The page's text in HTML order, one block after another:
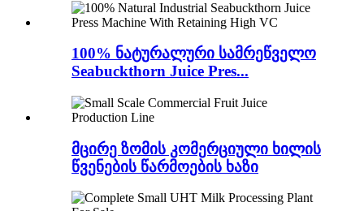
100% ნატურალური სამრეწველო
Seabuckthorn Juice Pres...
მცირე ზომის კომერციული ხილის
წვენების წარმოების ხაზი